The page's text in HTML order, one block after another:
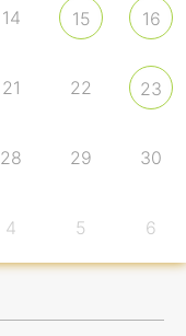
14 15 16
21 22 23
28 29 30
4 5 6